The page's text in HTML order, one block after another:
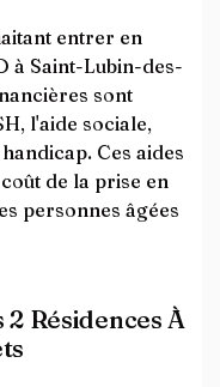
entrer en
à Saint-Lubin-des-
sont
l'aide sociale,
Ces aides
de la prise en
personnes âgées
Résidences À